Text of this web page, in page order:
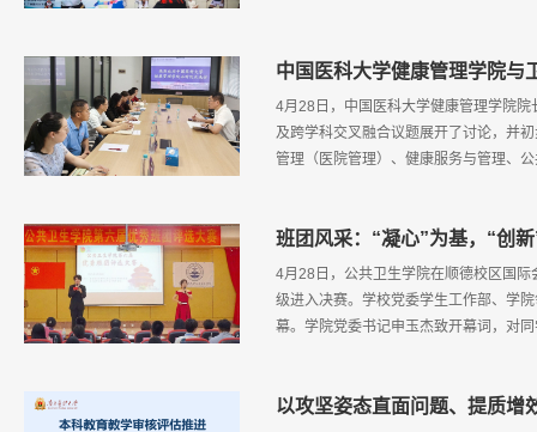
中国医科大学健康管理学院与
4月28日，中国医科大学健康管理学院
及跨学科交叉融合议题展开了讨论，并
管理（医院管理）、健康服务与管理、
班团风采：“凝心”为基，“创
4月28日，公共卫生学院在顺德校区国
级进入决赛。学校党委学生工作部、学
幕。学院党委书记申玉杰致开幕词，对
以攻坚姿态直面问题、提质